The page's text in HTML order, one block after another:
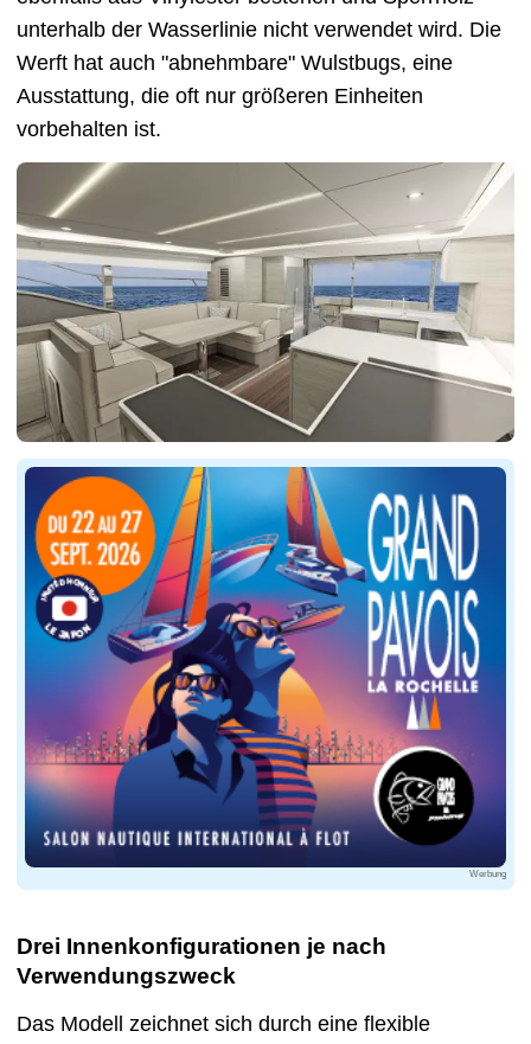
unterhalb der Wasserlinie nicht verwendet wird. Die
Werft hat auch "abnehmbare" Wulstbugs, eine
Ausstattung, die oft nur größeren Einheiten
vorbehalten ist.
Werbung
Drei Innenkonfigurationen je nach
Verwendungszweck
Das Modell zeichnet sich durch eine flexible